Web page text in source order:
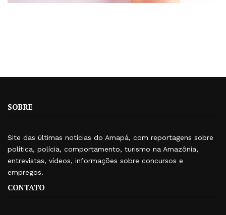
SOBRE
Site das últimas notícias do Amapá, com reportagens sobre
política, polícia, comportamento, turismo na Amazônia,
entrevistas, vídeos, informações sobre concursos e
empregos.
CONTATO